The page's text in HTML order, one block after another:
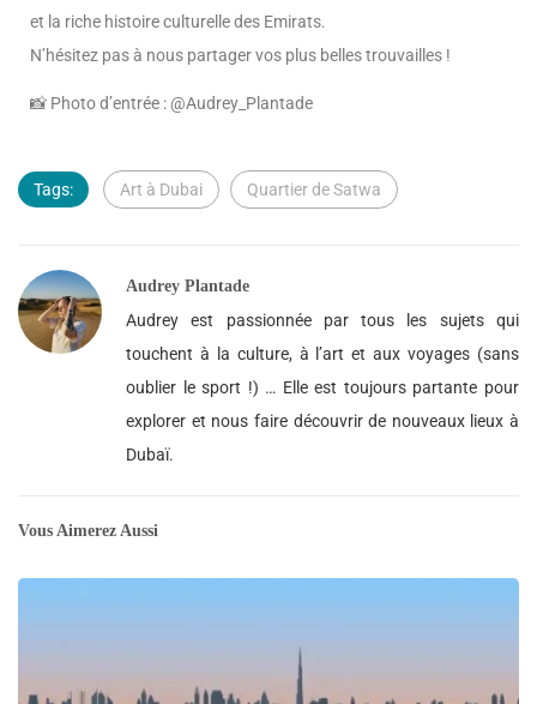
et la riche histoire culturelle des Emirats.
N’hésitez pas à nous partager vos plus belles trouvailles !
📸 Photo d’entrée : @Audrey_Plantade
Tags: Art à Dubai Quartier de Satwa
Audrey Plantade
Audrey est passionnée par tous les sujets qui
touchent à la culture, à l’art et aux voyages (sans
oublier le sport !) … Elle est toujours partante pour
explorer et nous faire découvrir de nouveaux lieux à
Dubaï.
Vous Aimerez Aussi